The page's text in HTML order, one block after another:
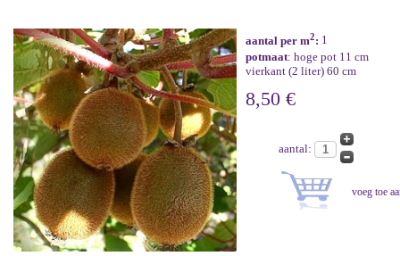
aantal per m2: 1
potmaat: hoge pot 11 cm
vierkant (2 liter) 60 cm
8,50 €
aantal: